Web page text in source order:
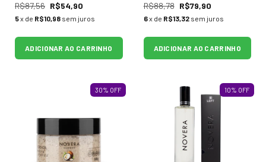
R$87,56 R$54,90
5x de R$10,98 sem juros
ADICIONAR AO CARRINHO
R$88,78 R$79,90
6x de R$13,32 sem juros
ADICIONAR AO CARRINHO
30% OFF 10% OFF